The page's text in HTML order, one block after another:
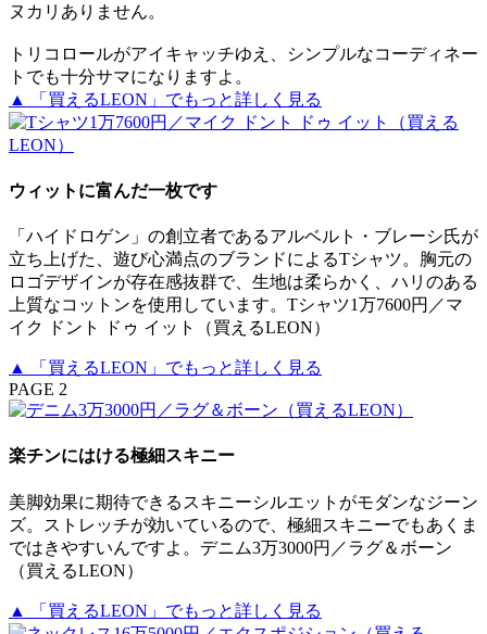
ヌカリありません。
トリコロールがアイキャッチゆえ、シンプルなコーディネー
トでも十分サマになりますよ。
▲ 「買えるLEON」でもっと詳しく見る
ウィットに富んだ一枚です
「ハイドロゲン」の創立者であるアルベルト・ブレーシ氏が
立ち上げた、遊び心満点のブランドによるTシャツ。胸元の
ロゴデザインが存在感抜群で、生地は柔らかく、ハリのある
上質なコットンを使用しています。Tシャツ1万7600円／マ
イク ドント ドゥ イット（買えるLEON）
▲ 「買えるLEON」でもっと詳しく見る
PAGE 2
楽チンにはける極細スキニー
美脚効果に期待できるスキニーシルエットがモダンなジーン
ズ。ストレッチが効いているので、極細スキニーでもあくま
ではきやすいんですよ。デニム3万3000円／ラグ＆ボーン
（買えるLEON）
▲ 「買えるLEON」でもっと詳しく見る